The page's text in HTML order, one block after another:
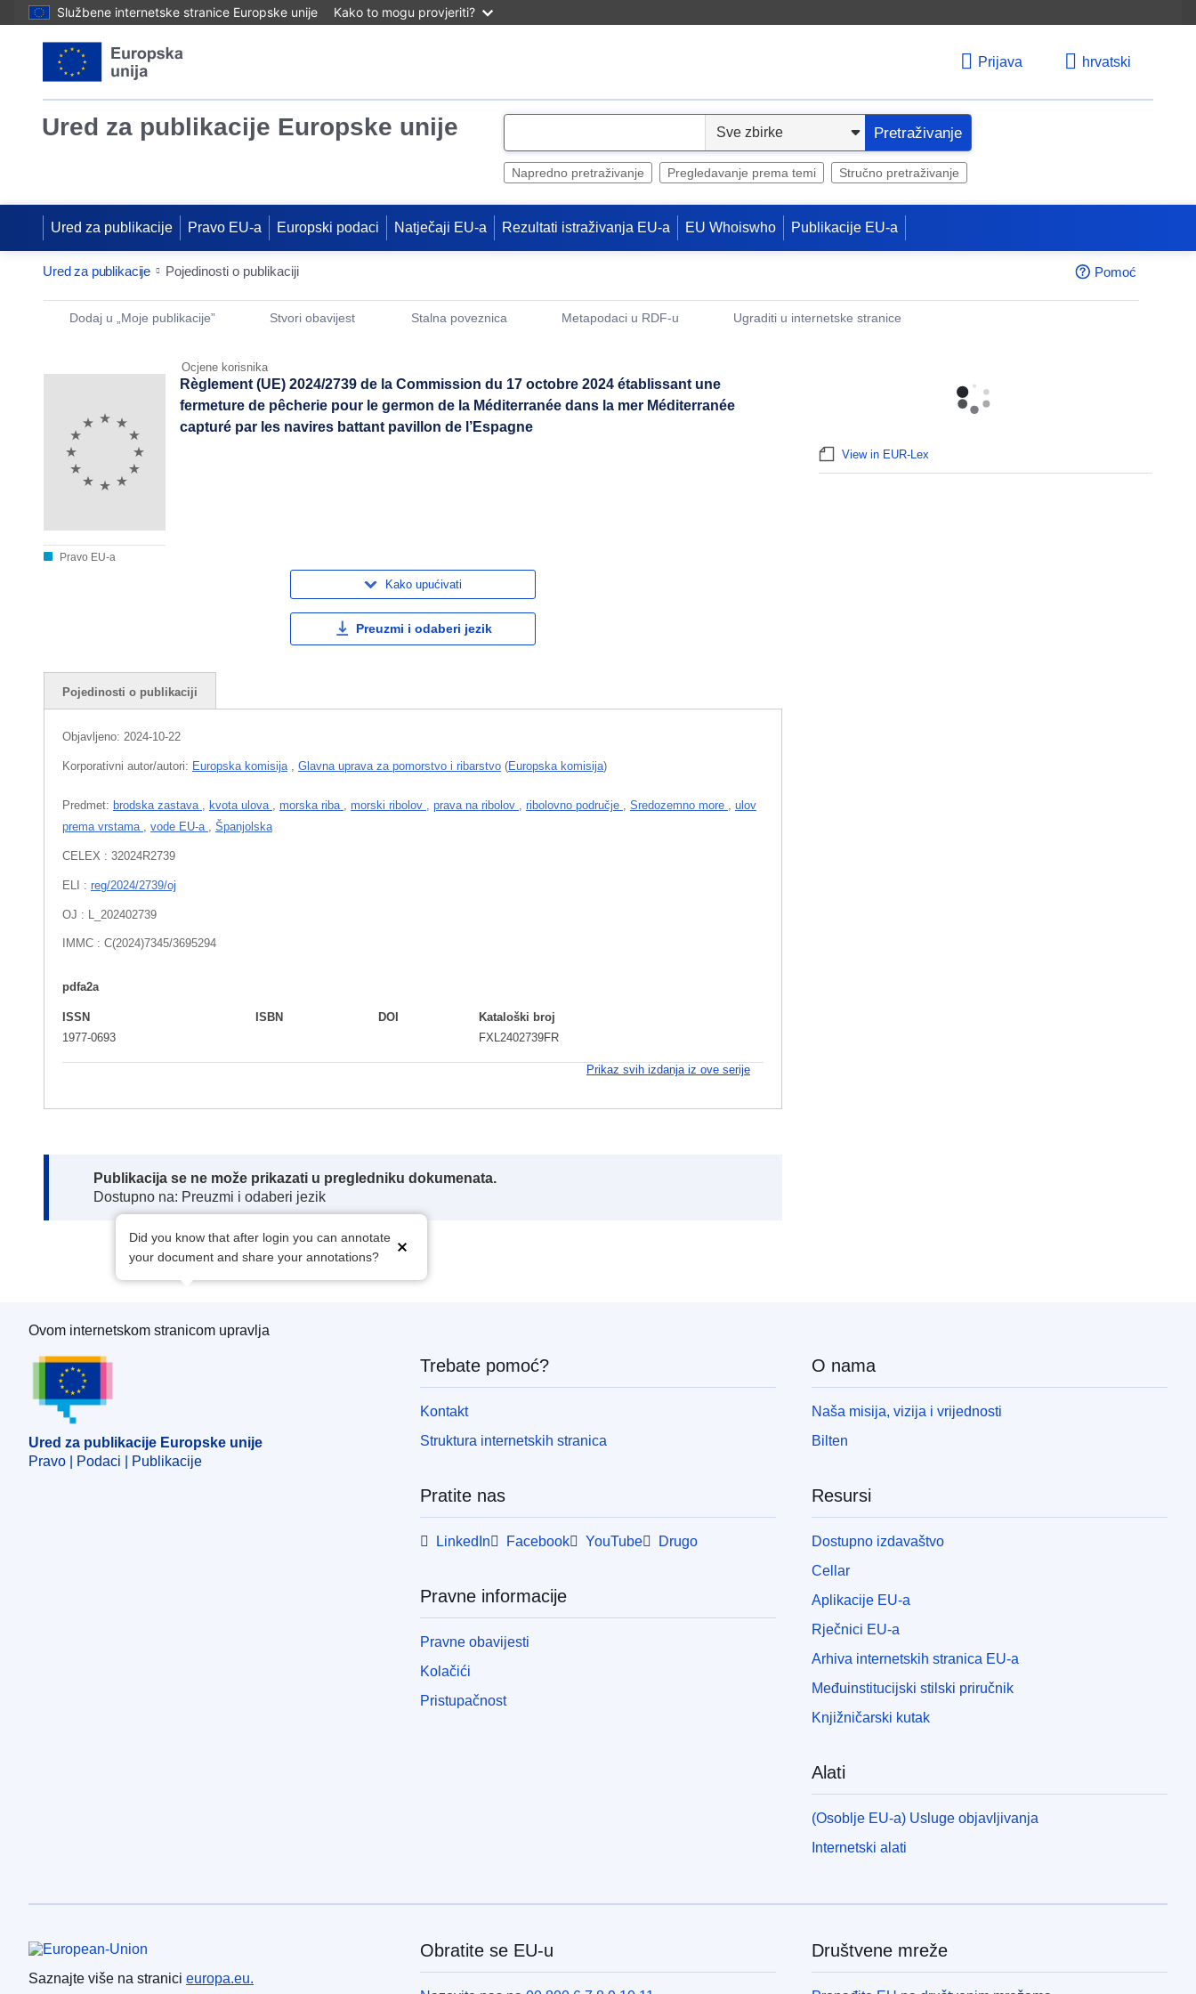
Službene internetske stranice Europske unije Kako to mogu provjeriti?
Prijava hrvatski
Ured za publikacije Europske unije
e
Pretraživanje
Napredno pretraživanje Pregledavanje prema temi Stručno pretraživanje
Ured za publikacije Pravo EU-a Europski podaci Natječaji EU-a Rezultati istraživanja EU-a EU Whoiswho Publikacije EU-a
Ured za publikacije Pojedinosti o publikaciji Pomoć
Publication Detail Actions Portlet
Dodaj u „Moje publikacije” Stvori obavijest Stalna poveznica
Metapodaci u RDF-u
Ugraditi u internetske stranice
Ocjene korisnika
Pravo EU-a
Règlement (UE) 2024/2739 de la Commission du 17 octobre 2024 établissant une
fermeture de pêcherie pour le germon de la Méditerranée dans la mer Méditerranée
capturé par les navires battant pavillon de l’Espagne
Kako upućivati
Preuzmi i odaberi jezik
Pojedinosti o publikaciji
Objavljeno: 2024-10-22
Korporativni autor/autori: Europska komisija Glavna uprava za pomorstvo i ribarstvo (Europska komisija)
Predmet: brodska zastava kvota ulova morska riba morski ribolov prava na ribolov ribolovno područje Sredozemno more
ulov
prema vrstama
vode EU-a Španjolska
CELEX : 32024R2739
ELI : reg/2024/2739/oj
OJ : L_202402739
IMMC : C(2024)7345/3695294
pdfa2a
ISSN
1977-0693
ISBN DOI
Kataloški broj
FXL2402739FR
Prikaz svih izdanja iz ove serije
Note:
Publikacija se ne može prikazati u pregledniku dokumenata.
Dostupno na: Preuzmi i odaberi jezik
Did you know that after login you can annotate
your document and share your annotations?
View in EUR-Lex
Ured za publikacije Europske unije
Ovom internetskom stranicom upravlja
Ured za publikacije Europske unije
Pravo | Podaci | Publikacije
Trebate pomoć?
Kontakt
Struktura internetskih stranica
Pratite nas
LinkedIn Facebook YouTube Drugo
Pravne informacije
Pravne obavijesti
Kolačići
Pristupačnost
O nama
Naša misija, vizija i vrijednosti
Bilten
Resursi
Dostupno izdavaštvo
Cellar
Aplikacije EU-a
Rječnici EU-a
Arhiva internetskih stranica EU-a
Međuinstitucijski stilski priručnik
Knjižničarski kutak
Alati
(Osoblje EU-a) Usluge objavljivanja
Internetski alati
Europska unija
Saznajte više na stranici europa.eu.
Obratite se EU-u Društvene mreže